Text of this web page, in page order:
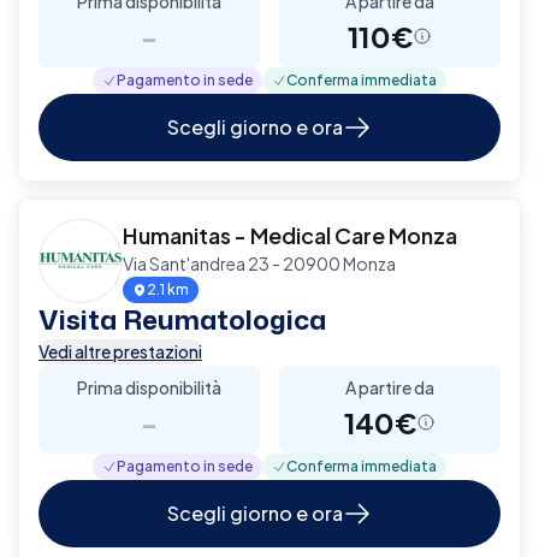
- 110€
Pagamento in sede Conferma immediata
Scegli giorno e ora
Humanitas - Medical Care Monza
Via Sant'andrea 23 - 20900 Monza
2.1 km
Visita Reumatologica
Vedi altre prestazioni
Prima disponibilità
-
A partire da
140€
Pagamento in sede Conferma immediata
Scegli giorno e ora